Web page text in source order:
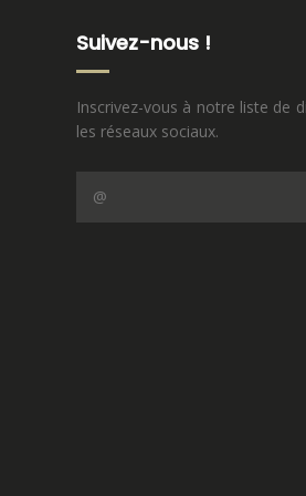
Suivez-nous !
Inscrivez-vous à notre liste de
les réseaux sociaux.